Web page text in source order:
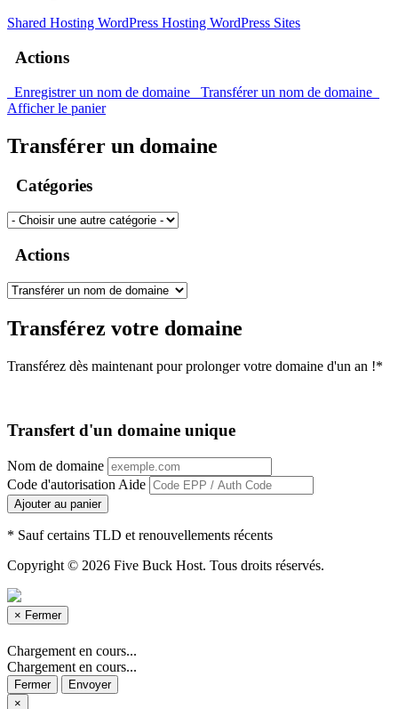
Shared Hosting WordPress Hosting WordPress Sites
Actions
Enregistrer un nom de domaine
Transférer un nom de domaine
Afficher le panier
Transférer un domaine
Catégories
Actions
Transférez votre domaine
Transférez dès maintenant pour prolonger votre domaine d'un an !*
Transfert d'un domaine unique
Nom de domaine
Code d'autorisation Aide
Ajouter au panier
* Sauf certains TLD et renouvellements récents
Copyright © 2026 Five Buck Host. Tous droits réservés.
× Fermer
Chargement en cours...
Chargement en cours...
Fermer
Envoyer
×